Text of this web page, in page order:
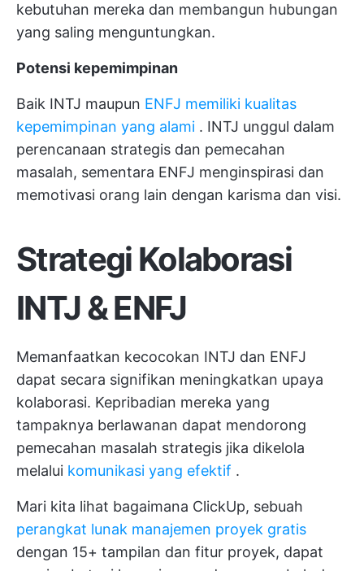
kebutuhan mereka dan membangun hubungan
yang saling menguntungkan.
Potensi kepemimpinan
Baik INTJ maupun ENFJ memiliki kualitas
kepemimpinan yang alami . INTJ unggul dalam
perencanaan strategis dan pemecahan
masalah, sementara ENFJ menginspirasi dan
memotivasi orang lain dengan karisma dan visi.
Strategi Kolaborasi
INTJ & ENFJ
Memanfaatkan kecocokan INTJ dan ENFJ
dapat secara signifikan meningkatkan upaya
kolaborasi. Kepribadian mereka yang
tampaknya berlawanan dapat mendorong
pemecahan masalah strategis jika dikelola
melalui komunikasi yang efektif .
Mari kita lihat bagaimana ClickUp, sebuah
perangkat lunak manajemen proyek gratis
dengan 15+ tampilan dan fitur proyek, dapat